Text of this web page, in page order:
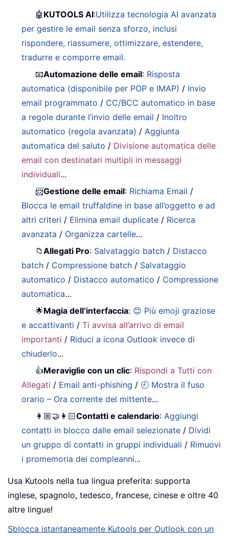
🤖 KUTOOLS AI:Utilizza tecnologia AI avanzata
per gestire le email senza sforzo, inclusi
rispondere, riassumere, ottimizzare, estendere,
tradurre e comporre email.
📧Automazione delle email: Risposta
automatica (disponibile per POP e IMAP) / Invio
email programmato / CC/BCC automatico in base
a regole durante l’invio delle email / Inoltro
automatico (regola avanzata) / Aggiunta
automatica del saluto / Divisione automatica delle
email con destinatari multipli in messaggi
individuali...
📨Gestione delle email: Richiama Email /
Blocca le email truffaldine in base all’oggetto e ad
altri criteri / Elimina email duplicate / Ricerca
avanzata / Organizza cartelle...
📁Allegati Pro: Salvataggio batch / Distacco
batch / Compressione batch / Salvataggio
automatico / Distacco automatico / Compressione
automatica…
🌟Magia dell’interfaccia: 😊 Più emoji graziose
e accattivanti /Ti avvisa all’arrivo di email
importanti / Riduci a icona Outlook invece di
chiuderlo...
👍Meraviglie con un clic: Rispondi a Tutti con
Allegati / Email anti-phishing / 🕘 Mostra il fuso
orario – Ora corrente del mittente...
👩🏼‍🤝‍👩🏻Contatti e calendario: Aggiungi
contatti in blocco dalle email selezionate / Dividi
un gruppo di contatti in gruppi individuali / Rimuovi
i promemoria dei compleanni...
Usa Kutools nella tua lingua preferita: supporta
inglese, spagnolo, tedesco, francese, cinese e oltre 40
altre lingue!
Sblocca istantaneamente Kutools per Outlook con un